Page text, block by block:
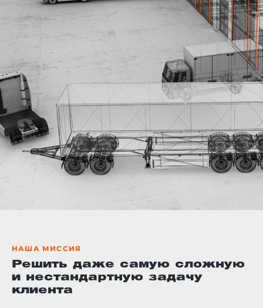
НАША МИССИЯ
Решить даже самую сложную
и нестандартную задачу
клиента